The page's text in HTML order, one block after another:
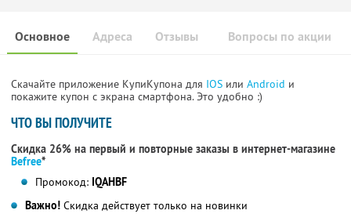
Основное Отзывы Вопросы по акции
Адреса
Скачайте приложение КупиКупона для IOS или Android и
покажите купон с экрана смартфона. Это удобно :)
ЧТО ВЫ ПОЛУЧИТЕ
Скидка 26% на первый и повторные заказы в интернет-магазине
Befree*
Промокод: IQAHBF
Важно! Скидка действует только на новинки